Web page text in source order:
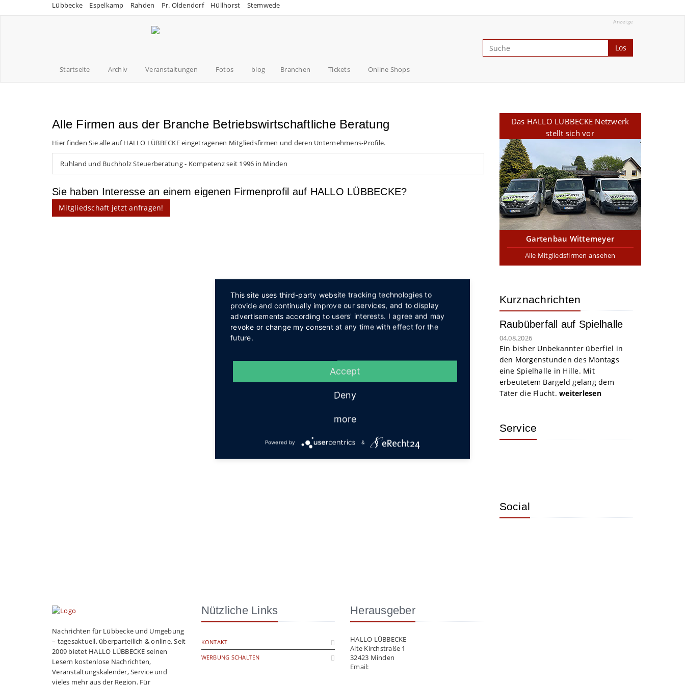
Lübbecke Espelkamp Rahden Pr. Oldendorf Hüllhorst Stemwede
Anzeige
Los
Startseite Archiv Veranstaltungen Fotos blog Branchen Tickets Online Shops
Alle Firmen aus der Branche Betriebswirtschaftliche Beratung
Hier finden Sie alle auf HALLO LÜBBECKE eingetragenen Mitgliedsfirmen und deren Unternehmens-Profile.
Ruhland und Buchholz Steuerberatung - Kompetenz seit 1996 in Minden
Sie haben Interesse an einem eigenen Firmenprofil auf HALLO LÜBBECKE?
Mitgliedschaft jetzt anfragen!
Das HALLO LÜBBECKE Netzwerk
stellt sich vor
Gartenbau Wittemeyer
Alle Mitgliedsfirmen ansehen
Kurznachrichten
Raubüberfall auf Spielhalle
04.08.2026
Ein bisher Unbekannter überfiel in
den Morgenstunden des Montags
eine Spielhalle in Hille. Mit
erbeutetem Bargeld gelang dem
Täter die Flucht. weiterlesen
Service
Social
Nachrichten für Lübbecke und Umgebung
– tagesaktuell, überparteilich & online. Seit
2009 bietet HALLO LÜBBECKE seinen
Lesern kostenlose Nachrichten,
Veranstaltungskalender, Service und
vieles mehr aus der Region. Für
Nützliche Links
KONTAKT
WERBUNG SCHALTEN
Herausgeber
HALLO LÜBBECKE
Alte Kirchstraße 1
32423 Minden
Email:
This site uses third-party website tracking technologies to
provide and continually improve our services, and to display
advertisements according to users' interests. I agree and may
revoke or change my consent at any time with effect for the
future.
Accept
Deny
more
Powered by &